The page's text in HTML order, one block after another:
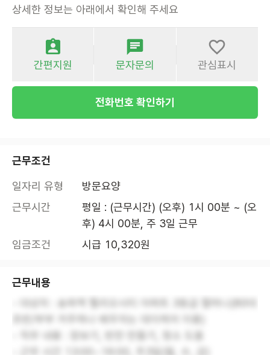
상세한 정보는 아래에서 확인해 주세요
간편지원 문자문의 관심표시
전화번호 확인하기
근무조건
일자리 유형
방문요양
근무시간
평일 : (근무시간) (오후) 1시 00분 ~ (오
후) 4시 00분, 주 3일 근무
임금조건
시급 10,320원
근무내용
- 대상자 : 송파역 헬리오시티 아파트 3등급 할머니(80대